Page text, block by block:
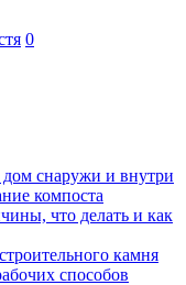
0
снаружи и внутри
компоста
что делать и как
камня
способов